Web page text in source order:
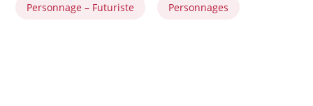
Personnage – Futuriste Personnages